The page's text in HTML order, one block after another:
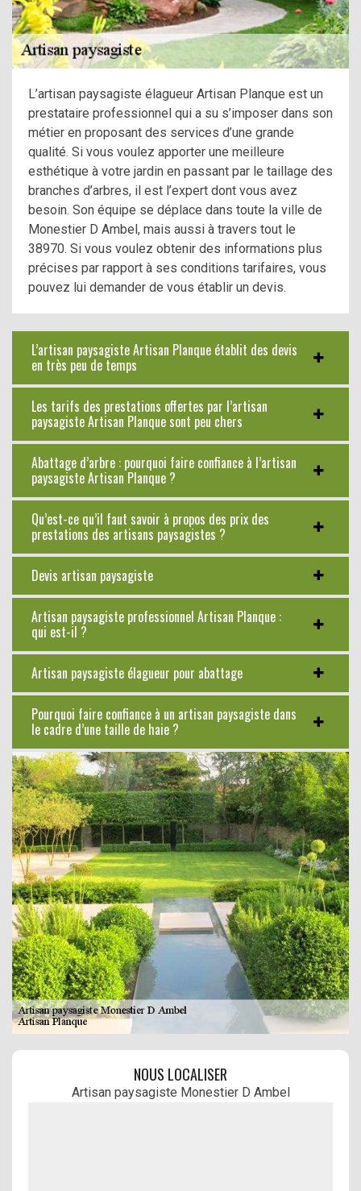
L’artisan paysagiste élagueur Artisan Planque est un
prestataire professionnel qui a su s’imposer dans son
métier en proposant des services d’une grande
qualité. Si vous voulez apporter une meilleure
esthétique à votre jardin en passant par le taillage des
branches d’arbres, il est l’expert dont vous avez
besoin. Son équipe se déplace dans toute la ville de
Monestier D Ambel, mais aussi à travers tout le
38970. Si vous voulez obtenir des informations plus
précises par rapport à ses conditions tarifaires, vous
pouvez lui demander de vous établir un devis.
L’artisan paysagiste Artisan Planque établit des devis
en très peu de temps
Les tarifs des prestations offertes par l’artisan
paysagiste Artisan Planque sont peu chers
Abattage d’arbre : pourquoi faire confiance à l’artisan
paysagiste Artisan Planque ?
Qu’est-ce qu’il faut savoir à propos des prix des
prestations des artisans paysagistes ?
Devis artisan paysagiste
Artisan paysagiste professionnel Artisan Planque :
qui est-il ?
Artisan paysagiste élagueur pour abattage
Pourquoi faire confiance à un artisan paysagiste dans
le cadre d’une taille de haie ?
NOUS LOCALISER
Artisan paysagiste Monestier D Ambel